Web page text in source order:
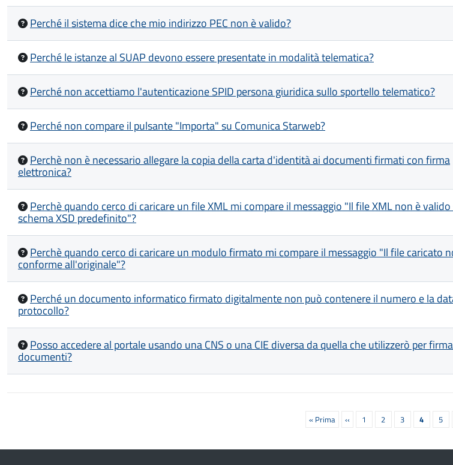
Perché il sistema dice che mio indirizzo PEC non è valido?
Perché le istanze al SUAP devono essere presentate in modalità telematica?
Perché non accettiamo l'autenticazione SPID persona giuridica sullo sportello telematico?
Perché non compare il pulsante "Importa" su Comunica Starweb?
Perchè non è necessario allegare la copia della carta d'identità ai documenti firmati con firma
elettronica?
Perchè quando cerco di caricare un file XML mi compare il messaggio "Il file XML non è
schema XSD predefinito"?
Perchè quando cerco di caricare un modulo firmato mi compare il messaggio "Il file caricato
conforme all'originale"?
Perché un documento informatico firmato digitalmente non può contenere il numero e la
protocollo?
Posso accedere al portale usando una CNS o una CIE diversa da quella che utilizzerò per
documenti?
Prima
« Prima
Pagina
‹‹ Pagina
1 Pagina
2 Pagina
3
Pagina
4 5